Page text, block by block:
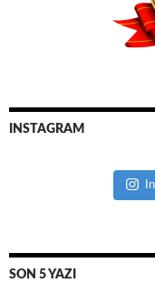
INSTAGRAM
SON 5 YAZI